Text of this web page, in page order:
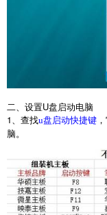
二、设置U盘启动电脑
1、查找u盘启动快捷键
脑。